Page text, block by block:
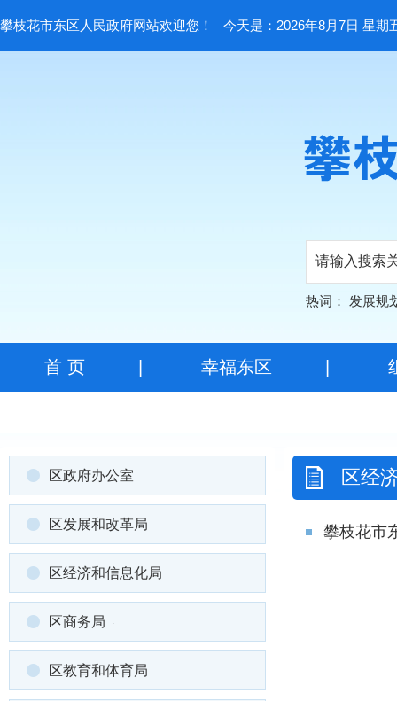
攀枝花市东区人民政府网站欢迎您！ 今天是：2026年8月7日 星期
热词： 发展规
首 页| 幸福东区
区政府办公室
区发展和改革局
区经济和信息化局
区商务局
区教育和体育局
区经
攀枝花市